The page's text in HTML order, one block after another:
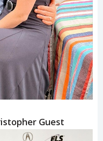
Guest